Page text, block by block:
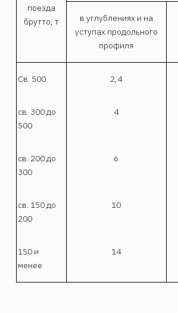
поезда
брутто, т
в углублениях и на
уступах продольного
профиля
Св. 500 2,4
св. 300 до
500
4
св. 200 до
300
6
св. 150 до
200
10
150 и
менее
14